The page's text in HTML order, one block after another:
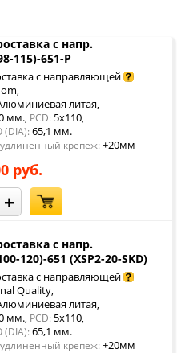
с напр.
115)-651-P
с направляющей
,
литая,
мм., PCD: 5x110,
65,1 мм.
крепеж: +20мм
руб.
+
с напр.
120)-651 (XSP2-20-SKD)
с направляющей
Quality,
литая,
мм., PCD: 5x110,
65,1 мм.
крепеж: +20мм